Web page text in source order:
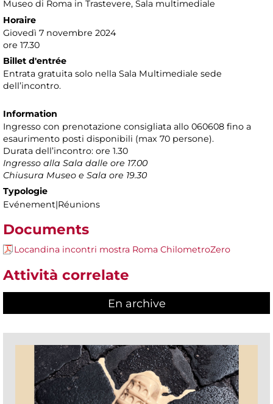
Museo di Roma in Trastevere, Sala multimediale
Horaire
Giovedì 7 novembre 2024
ore 17.30
Billet d'entrée
Entrata gratuita solo nella Sala Multimediale sede
dell’incontro.
Information
Ingresso con prenotazione consigliata allo 060608 fino a
esaurimento posti disponibili (max 70 persone).
Durata dell’incontro: ore 1.30
Ingresso alla Sala dalle ore 17.00
Chiusura Museo e Sala ore 19.30
Typologie
Evénement|Réunions
Documents
Locandina incontri mostra Roma ChilometroZero
Attività correlate
En archive